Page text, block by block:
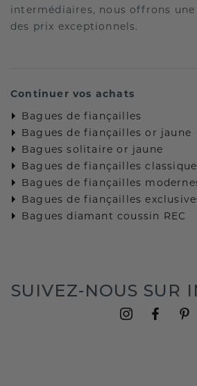
intermédiaires, nous offrons
des prix exceptionnels.
Continuer vos achats
Bagues de fiançailles
Bagues de fiançailles or jaune
Bagues solitaire or jaune
Bagues de fiançailles
Bagues de fiançailles
Bagues de fiançailles
Bagues diamant coussin REC
SUIVEZ-NOUS SUR